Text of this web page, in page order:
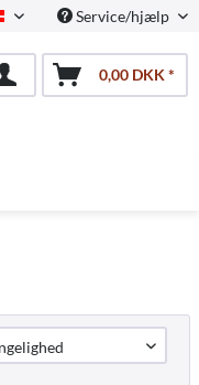
Dansk Service/hjælp
0,00 DKK *